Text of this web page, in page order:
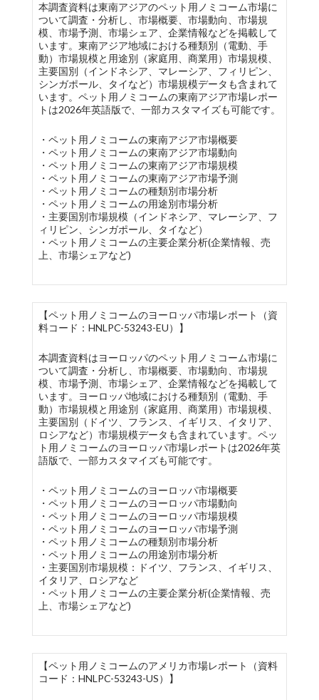
本調査資料は東南アジアのペット用ノミコーム市場に
ついて調査・分析し、市場概要、市場動向、市場規
模、市場予測、市場シェア、企業情報などを掲載して
います。東南アジア地域における種類別（電動、手
動）市場規模と用途別（家庭用、商業用）市場規模、
主要国別（インドネシア、マレーシア、フィリピン、
シンガポール、タイなど）市場規模データも含まれて
います。ペット用ノミコームの東南アジア市場レポー
トは2026年英語版で、一部カスタマイズも可能です。
・ペット用ノミコームの東南アジア市場概要
・ペット用ノミコームの東南アジア市場動向
・ペット用ノミコームの東南アジア市場規模
・ペット用ノミコームの東南アジア市場予測
・ペット用ノミコームの種類別市場分析
・ペット用ノミコームの用途別市場分析
・主要国別市場規模（インドネシア、マレーシア、フ
ィリピン、シンガポール、タイなど）
・ペット用ノミコームの主要企業分析(企業情報、売
上、市場シェアなど)
【ペット用ノミコームのヨーロッパ市場レポート（資
料コード：HNLPC-53243-EU）】
本調査資料はヨーロッパのペット用ノミコーム市場に
ついて調査・分析し、市場概要、市場動向、市場規
模、市場予測、市場シェア、企業情報などを掲載して
います。ヨーロッパ地域における種類別（電動、手
動）市場規模と用途別（家庭用、商業用）市場規模、
主要国別（ドイツ、フランス、イギリス、イタリア、
ロシアなど）市場規模データも含まれています。ペッ
ト用ノミコームのヨーロッパ市場レポートは2026年英
語版で、一部カスタマイズも可能です。
・ペット用ノミコームのヨーロッパ市場概要
・ペット用ノミコームのヨーロッパ市場動向
・ペット用ノミコームのヨーロッパ市場規模
・ペット用ノミコームのヨーロッパ市場予測
・ペット用ノミコームの種類別市場分析
・ペット用ノミコームの用途別市場分析
・主要国別市場規模：ドイツ、フランス、イギリス、
イタリア、ロシアなど
・ペット用ノミコームの主要企業分析(企業情報、売
上、市場シェアなど)
【ペット用ノミコームのアメリカ市場レポート（資料
コード：HNLPC-53243-US）】